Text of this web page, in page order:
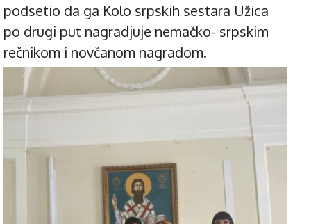
podsetio da ga Kolo srpskih sestara Užica
po drugi put nagradjuje nemačko- srpskim
rečnikom i novčanom nagradom.